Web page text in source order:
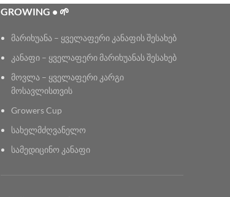
GROWING • 🌱
მარიხუანა – ყველაფერი კანაფის შესახებ
კანაფი – ყველაფერი მარიხუანას შესახებ
მოვლა – ყველაფერი კარგი
მოსავლისთვის
Growers Cup
სახელმძღვანელო
სამედიცინო კანაფი